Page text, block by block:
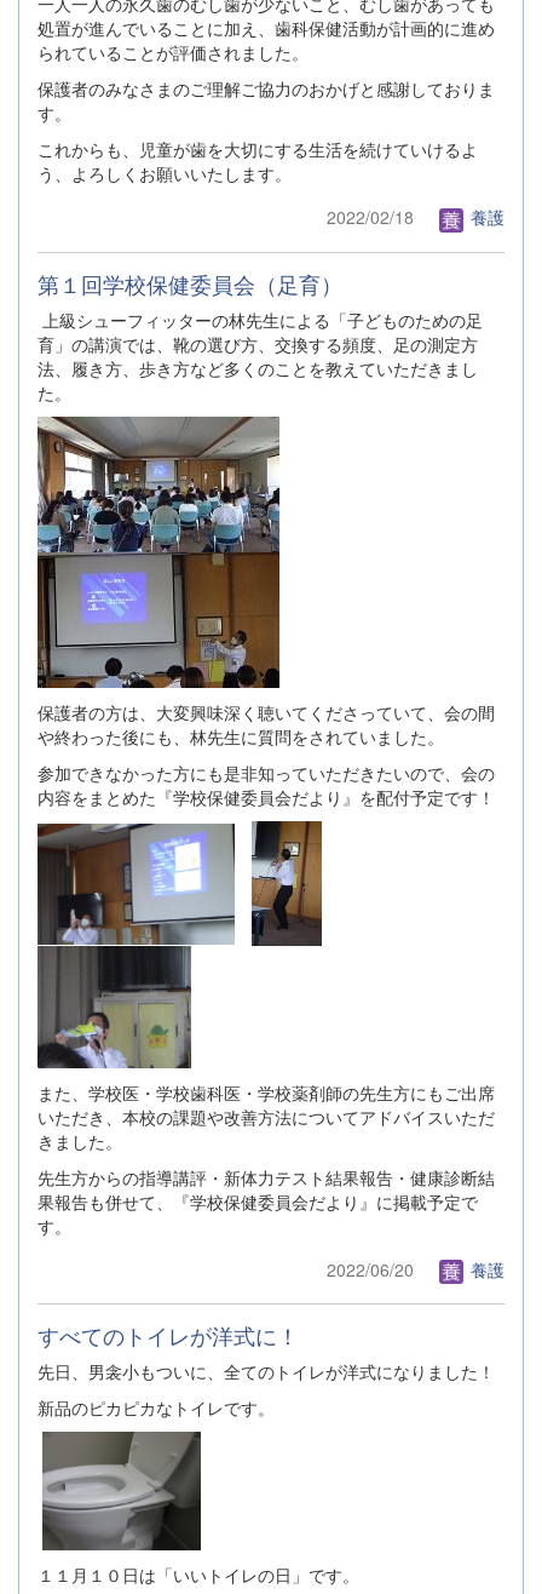
処置が進んでいることに加え、歯科保健活動が計画的に進め
られていることが評価されました。
保護者のみなさまのご理解ご協力のおかげと感謝しておりま
す。
これからも、児童が歯を大切にする生活を続けていけるよ
う、よろしくお願いいたします。
2022/02/18
養護
第１回学校保健委員会（足育）
上級シューフィッターの林先生による「子どものための足
育」の講演では、靴の選び方、交換する頻度、足の測定方
法、履き方、歩き方など多くのことを教えていただきまし
た。
保護者の方は、大変興味深く聴いてくださっていて、会の間
や終わった後にも、林先生に質問をされていました。
参加できなかった方にも是非知っていただきたいので、会の
内容をまとめた『学校保健委員会だより』を配付予定です！
また、学校医・学校歯科医・学校薬剤師の先生方にもご出席
いただき、本校の課題や改善方法についてアドバイスいただ
きました。
先生方からの指導講評・新体力テスト結果報告・健康診断結
果報告も併せて、『学校保健委員会だより』に掲載予定で
す。
2022/06/20
養護
すべてのトイレが洋式に！
先日、男衾小もついに、全てのトイレが洋式になりました！
新品のピカピカなトイレです。
１１月１０日は「いいトイレの日」です。